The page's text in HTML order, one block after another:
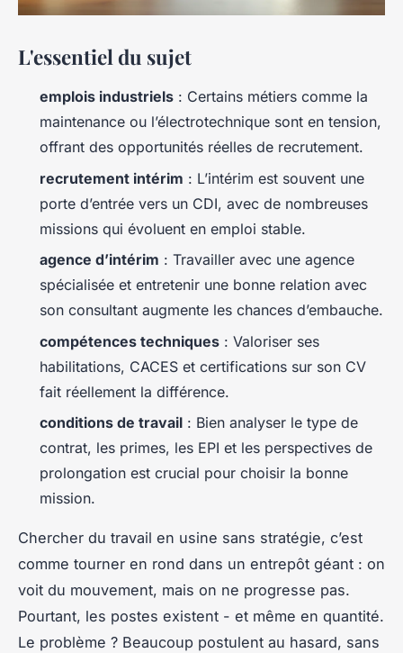
L'essentiel du sujet
emplois industriels : Certains métiers comme la
maintenance ou l’électrotechnique sont en tension,
offrant des opportunités réelles de recrutement.
recrutement intérim : L’intérim est souvent une
porte d’entrée vers un CDI, avec de nombreuses
missions qui évoluent en emploi stable.
agence d’intérim : Travailler avec une agence
spécialisée et entretenir une bonne relation avec
son consultant augmente les chances d’embauche.
compétences techniques : Valoriser ses
habilitations, CACES et certifications sur son CV
fait réellement la différence.
conditions de travail : Bien analyser le type de
contrat, les primes, les EPI et les perspectives de
prolongation est crucial pour choisir la bonne
mission.
Chercher du travail en usine sans stratégie, c’est
comme tourner en rond dans un entrepôt géant : on
voit du mouvement, mais on ne progresse pas.
Pourtant, les postes existent - et même en quantité.
Le problème ? Beaucoup postulent au hasard, sans